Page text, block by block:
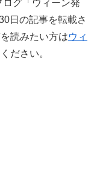
グ「ウィーン発
日の記事を転載さ
読みたい方はウィ
ださい。